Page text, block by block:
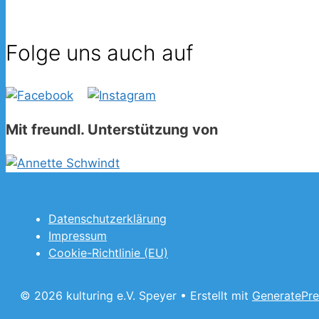
Folge uns auch auf
Mit freundl. Unterstützung von
Datenschutzerklärung
Impressum
Cookie-Richtlinie (EU)
© 2026 kulturing e.V. Speyer • Erstellt mit